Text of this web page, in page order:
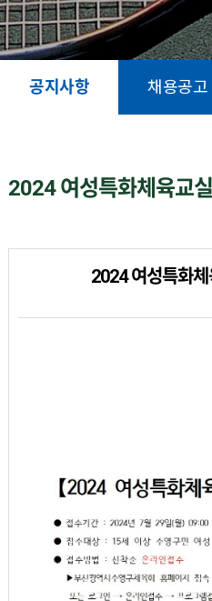
열기
공지사항 채용공고
2024 여성특화체육교
2024 여성특화